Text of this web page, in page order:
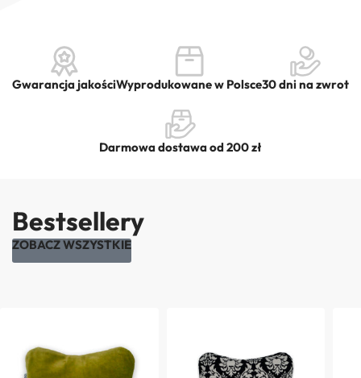
Gwarancja jakościWyprodukowane w Polsce30 dni na zwrot
Darmowa dostawa od 200 zł
Bestsellery
ZOBACZ WSZYSTKIE